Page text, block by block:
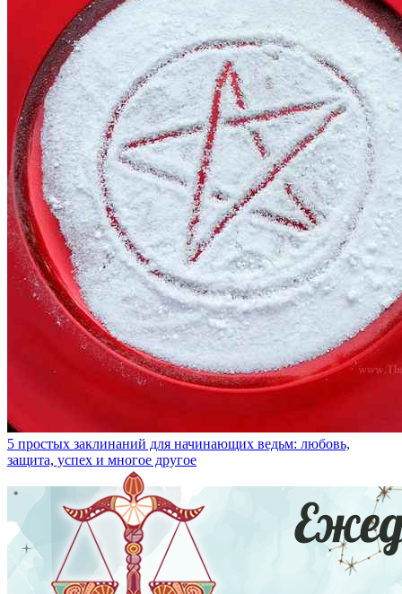
5 простых заклинаний для начинающих ведьм: любовь,
защита, успех и многое другое